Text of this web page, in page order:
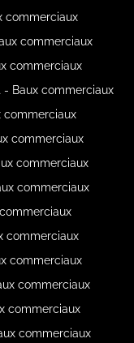
commerciaux
commerciaux
commerciaux
- Baux commerciaux
commerciaux
commerciaux
commerciaux
commerciaux
commerciaux
commerciaux
commerciaux
commerciaux
commerciaux